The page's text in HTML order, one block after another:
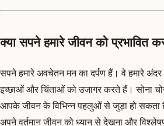
क्या सपने हमारे जीवन को प्रभावित
सपने हमारे अवचेतन मन का दर्पण हैं। वे हमारे अंदर
इच्छाओं और चिंताओं को उजागर करते हैं। सोना
आपके जीवन के विभिन्न पहलुओं से जुड़ा हो
अपने वर्तमान जीवन को ध्यान से देखना और